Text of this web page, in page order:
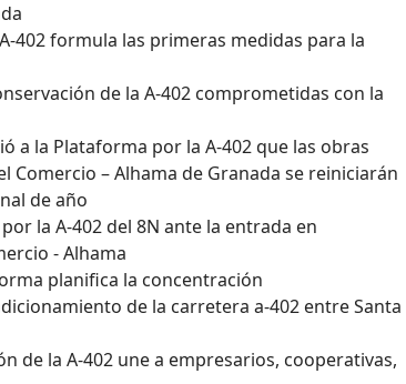
402 formula las primeras medidas para la
de la A-402 comprometidas con la
a la Plataforma por la A-402 que las obras
– Alhama de Granada se reiniciarán
de año
la A-402 del 8N ante la entrada en
- Alhama
planifica la concentración
de la carretera a-402 entre Santa
de la A-402 une a empresarios, cooperativas,